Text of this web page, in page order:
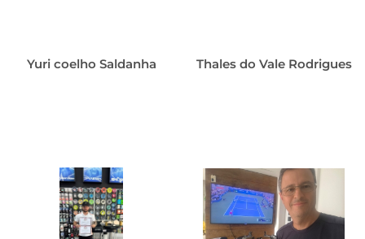
Yuri coelho Saldanha Thales do Vale Rodrigues